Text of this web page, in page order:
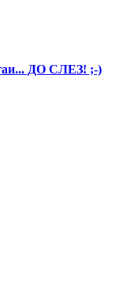
ДО СЛЕЗ! ;-)